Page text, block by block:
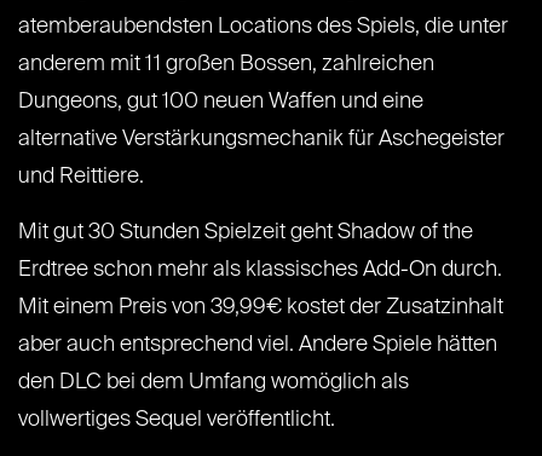
atemberaubendsten Locations des Spiels, die unter
anderem mit 11 großen Bossen, zahlreichen
Dungeons, gut 100 neuen Waffen und eine
alternative Verstärkungsmechanik für Aschegeister
und Reittiere.
Mit gut 30 Stunden Spielzeit geht Shadow of the
Erdtree schon mehr als klassisches Add-On durch.
Mit einem Preis von 39,99€ kostet der Zusatzinhalt
aber auch entsprechend viel. Andere Spiele hätten
den DLC bei dem Umfang womöglich als
vollwertiges Sequel veröffentlicht.